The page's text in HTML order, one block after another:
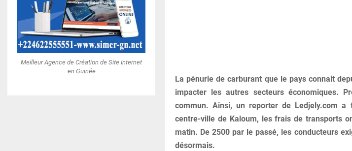
La pénurie de carburant que le pays connait
impacter les autres secteurs économiques.
commun. Ainsi, un reporter de Ledjely.com
centre-ville de Kaloum, les frais de transports
matin. De 2500 par le passé, les conducteurs
désormais.
Meilleur Agence de Création de Site Internet
en Guinée